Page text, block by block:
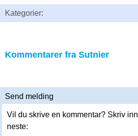
Kategorier:
Kommentarer fra Sutnier
Send melding
Vil du skrive en kommentar? Skriv
neste: